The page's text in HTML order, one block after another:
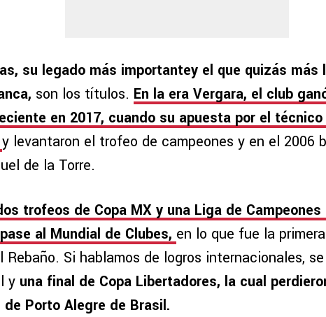
su legado más importantey el que quizás más
son los títulos. En la era Vergara, el club
en 2017, cuando su apuesta por el
y levantaron el trofeo de campeones y en el 2006
de la Torre.
trofeos de Copa MX y una Liga de
al Mundial de Clubes, en lo que fue la
Rebaño. Si hablamos de logros internacionales,
y una final de Copa Libertadores, la cual
Porto Alegre de Brasil.